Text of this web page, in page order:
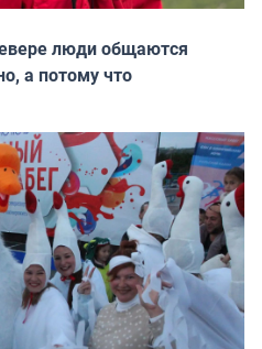
люди общаются
а потому что